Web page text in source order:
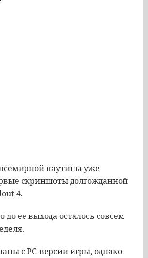
паутины уже
скриншоты долгожданной
4.
ее выхода осталось совсем
c РС-версии игры, однако